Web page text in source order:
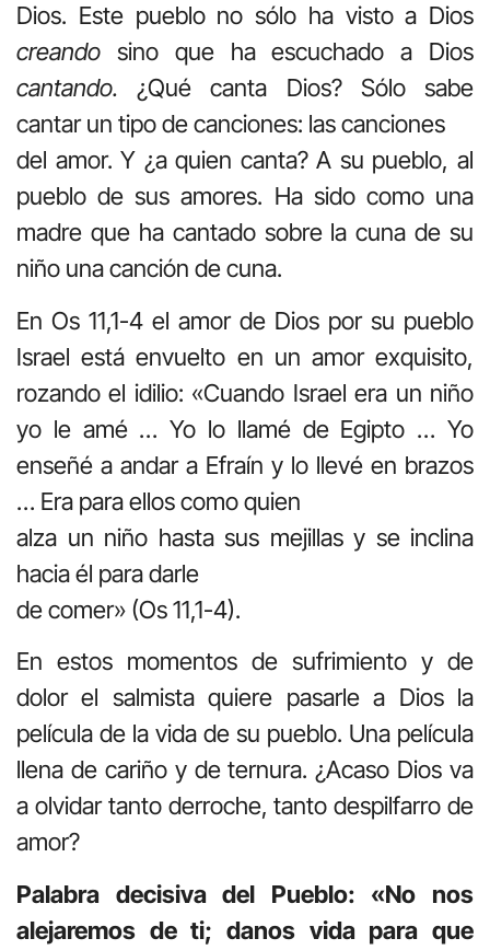
Dios. Este pueblo no sólo ha visto a Dios
creando sino que ha escuchado a Dios
cantando.¿Qué canta Dios? Sólo sabe
cantar un tipo de canciones: las canciones
del amor. Y ¿a quien canta? A su pueblo, al
pueblo de sus amores. Ha sido como una
madre que ha cantado sobre la cuna de su
niño una canción de cuna.
En Os 11,1-4 el amor de Dios por su pueblo
Israel está envuelto en un amor exquisito,
rozando el idilio: «Cuando Israel era un niño
yo le amé … Yo lo llamé de Egipto … Yo
enseñé a andar a Efraín y lo llevé en brazos
… Era para ellos como quien
alza un niño hasta sus mejillas y se inclina
hacia él para darle
de comer» (Os 11,1-4).
En estos momentos de sufrimiento y de
dolor el salmista quiere pasarle a Dios la
película de la vida de su pueblo. Una película
llena de cariño y de ternura. ¿Acaso Dios va
a olvidar tanto derroche, tanto despilfarro de
amor?
Palabra decisiva del Pueblo: «No nos
alejaremos de ti; danos vida para que